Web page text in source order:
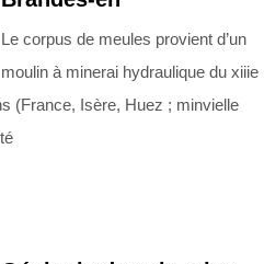
Le corpus de meules provient d’un
moulin à minerai hydraulique du xiiie
(France, Isère, Huez ; minvielle